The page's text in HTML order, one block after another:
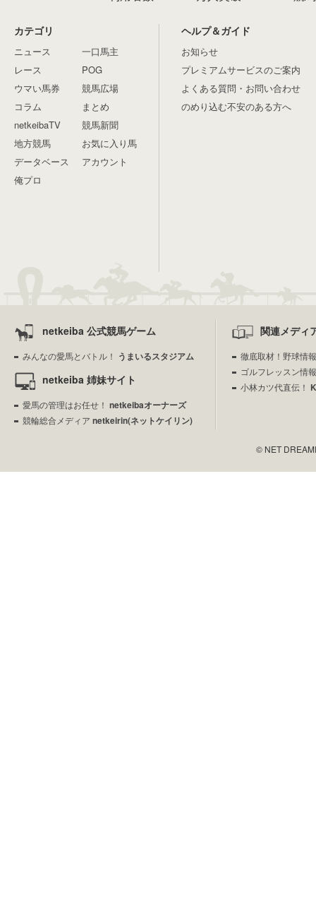
カテゴリ
ニュース
レース
ウマい馬券
コラム
netkeibaTV
地方競馬
データベース
俺プロ
一口馬主
POG
競馬広場
まとめ
競馬新聞
お気に入り馬
アカウント
ヘルプ＆ガイド
お知らせ
プレミアムサービスのご案内
よくある質問・お問い合わせ
のめり込む不安のある方へ
netkeiba 公式競馬ゲーム
みんなの愛馬とバトル！ うまいるスタジアム
netkeiba 姉妹サイト
愛馬の管理はお任せ！ netkeibaオーナーズ
競輪総合メディア netkeirin(ネットケイリン)
関連メディ
徹底取材！野球情
ゴルフレッスン情
小林カツ代直伝！
© NET